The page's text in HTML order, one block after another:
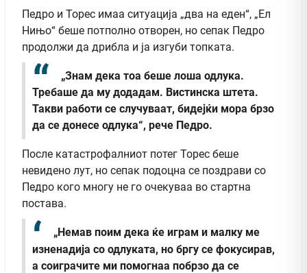
Педро и Торес имаа ситуација „два на еден“, „Ел
Нињо“ беше потполно отворен, но сепак Педро
продолжи да дрибла и ја изгуби топката.
„Знам дека тоа беше лоша одлука.
Требаше да му додадам. Вистинска штета.
Такви работи се случуваат, бидејќи мора брзо
да се донесе одлука“, рече Педро.
После катастрофалниот потег Торес беше
невидено лут, но сепак подоцна се поздрави со
Педро кого многу не го очекуваа во стартна
постава.
„Немав поим дека ќе играм и малку ме
изненадија со одлуката, но бргу се фокусирав,
а соиграчите ми помогнаа побрзо да се